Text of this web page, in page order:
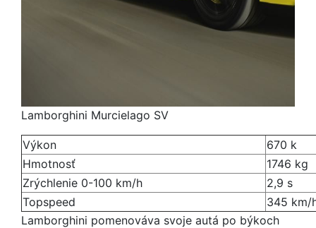
Lamborghini Murcielago SV
Výkon
670 k
Hmotnosť
1746 kg
Zrýchlenie 0-100 km/h
2,9 s
Topspeed
345 km/
Lamborghini pomenováva svoje autá po býkoch